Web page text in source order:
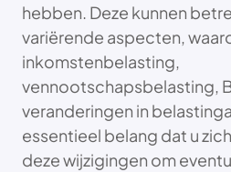
hebben. Deze kunnen
variërende aspecten,
inkomstenbelasting,
vennootschapsbelasting,
veranderingen in
essentieel belang dat u
deze wijzigingen om